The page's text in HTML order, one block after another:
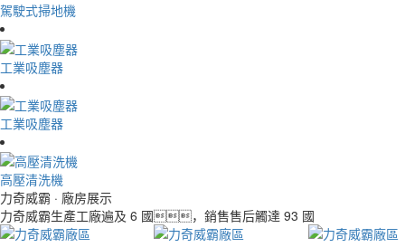
駕駛式掃地機
工業吸塵器
工業吸塵器
高壓清洗機
力奇威霸 · 廠房展示
力奇威霸生產工廠遍及 6 國，銷售售后觸達 93 國